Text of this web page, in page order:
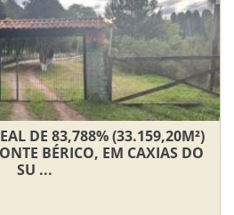
DE 83,788% (33.159,20M²)
BÉRICO, EM CAXIAS DO
SU ...